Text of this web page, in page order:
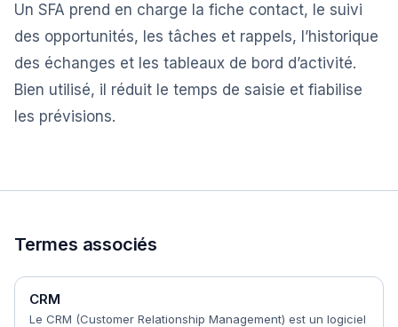
Un SFA prend en charge la fiche contact, le suivi
des opportunités, les tâches et rappels, l’historique
des échanges et les tableaux de bord d’activité.
Bien utilisé, il réduit le temps de saisie et fiabilise
les prévisions.
Termes associés
CRM
Le CRM (Customer Relationship Management) est un logiciel